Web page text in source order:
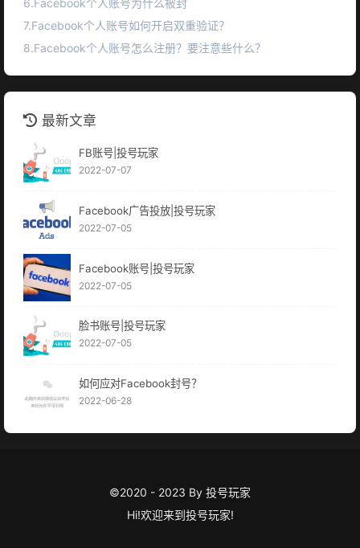
7.Facebook个人账号如何开启双重验证？
8.Facebook个人账号怎么注册？要注意些什么？
最新文章
FB账号|投号玩家
2022-07-07
Facebook广告投放|投号玩家
2022-07-05
Facebook账号|投号玩家
2022-07-05
脸书账号|投号玩家
2022-07-05
如何应对Facebook封号？
2022-06-28
©2020 - 2023 By 投号玩家
Hi!欢迎来到投号玩家!